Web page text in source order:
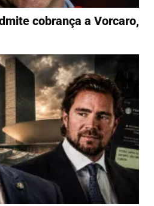
cobrança a Vorcaro,